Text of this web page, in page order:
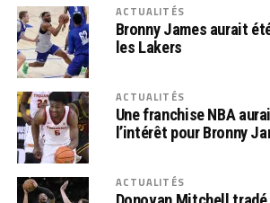
ACTUALITÉS
Bronny James aurait
les Lakers
ACTUALITÉS
Une franchise NBA
l’intérêt pour Bronny
ACTUALITÉS